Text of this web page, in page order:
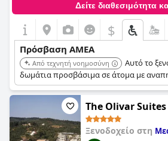
Δείτε διαθεσιμότητα
$
Πρόσβαση ΑΜΕΑ
Από τεχνητή νοημοσύνη
Αυτό το
δωμάτια προσβάσιμα σε άτομα με
The Olivar Suites
Ξενοδοχείο στη